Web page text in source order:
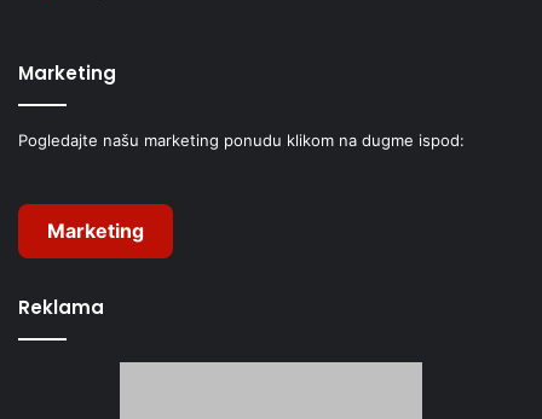
Marketing
Pogledajte našu marketing ponudu klikom na dugme ispod:
Marketing
Reklama